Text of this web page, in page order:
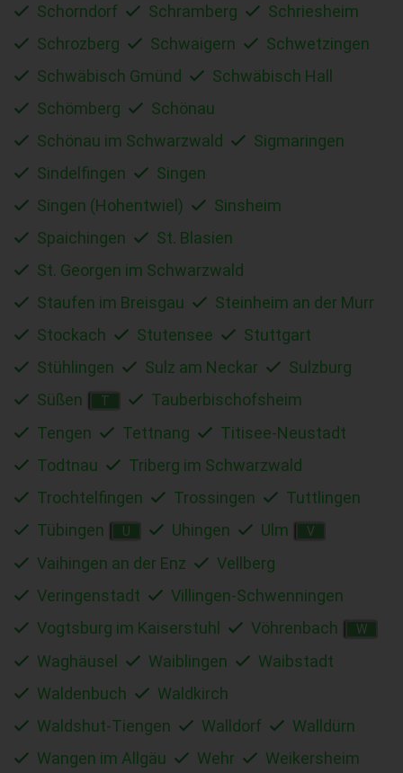
Schorndorf
Schramberg
Schriesheim
Schrozberg
Schwaigern
Schwetzingen
Schwäbisch Gmünd
Schwäbisch Hall
Schömberg
Schönau
Schönau im Schwarzwald
Sigmaringen
Sindelfingen
Singen
Singen (Hohentwiel)
Sinsheim
Spaichingen
St. Blasien
St. Georgen im Schwarzwald
Staufen im Breisgau
Steinheim an der Murr
Stockach
Stutensee
Stuttgart
Stühlingen
Sulz am Neckar
Sulzburg
Süßen
T
Tauberbischofsheim
Tengen
Tettnang
Titisee-Neustadt
Todtnau
Triberg im Schwarzwald
Trochtelfingen
Trossingen
Tuttlingen
Tübingen
U Uhingen Ulm V
Vaihingen an der Enz
Vellberg
Veringenstadt
Villingen-Schwenningen
Vogtsburg im Kaiserstuhl
Vöhrenbach W
Waghäusel Waiblingen
Waibstadt
Waldenbuch
Waldkirch
Waldshut-Tiengen
Walldorf
Walldürn
Wangen im Allgäu
Wehr
Weikersheim